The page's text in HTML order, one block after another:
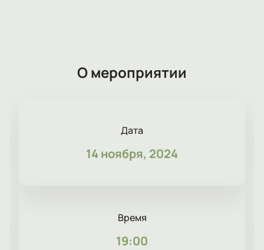
О мероприятии
Дата
14 ноября, 2024
Время
19:00